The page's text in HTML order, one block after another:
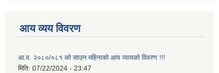
आय व्यय विवरण
आ.व. २०८०/०८१ को साउन महिनाको आय व्यायको विवरण !!!
मिति: 07/22/2024 - 23:47